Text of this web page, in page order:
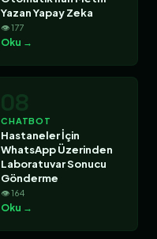
Yazan Yapay Zeka
👁 177
Oku →
08
CHATBOT
Hastaneler İçin
WhatsApp Üzerinden
Laboratuvar Sonucu
Gönderme
👁 164
Oku →